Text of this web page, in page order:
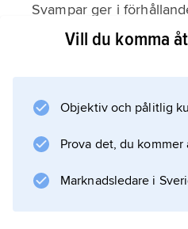
Svampar ger i
ganska lite energi.
energivärdet för
är 134 kcal per 100 g.
Vill du komma
Objektiv och pålitlig
Prova det, du
Marknadsledare i